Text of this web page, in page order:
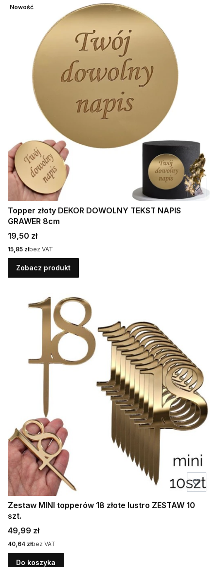
Nowość
Topper złoty DEKOR DOWOLNY TEKST NAPIS
GRAWER 8cm
Cena
19,50 zł
Cena
15,85 złbez VAT
Zobacz produkt
Zestaw MINI topperów 18 złote lustro ZESTAW 10
szt.
Cena
49,99 zł
Cena
40,64 złbez VAT
Do koszyka